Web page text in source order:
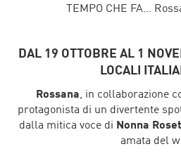
TEMPO CHE FA…
DAL 19 OTTOBRE AL 1
LOCALI
Rossana, in collaborazione
protagonista di un divertente
dalla mitica voce di Nonna
amata del